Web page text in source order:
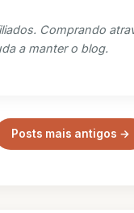
Comprando
a manter o blog.
Posts mais antigos →